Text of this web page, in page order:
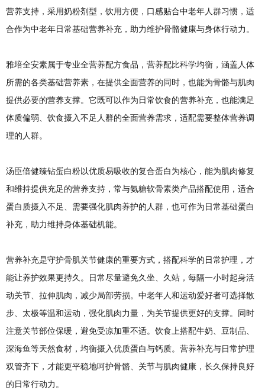
营养支持，采用奶粉剂型，饮用方便，口感贴合中老年人群习惯，适
合作为中老年日常基础营养补充，助力维护骨骼健康与身体行动力。
雅培全安素属于专业全营养配方食品，营养配比科学均衡，涵盖人体
所需的各类基础营养素，在提供全面营养的同时，也能为骨骼与肌肉
提供必要的营养支撑。它既可以作为日常饮食的营养补充，也能满足
体质偏弱、饮食摄入不足人群的全面营养需求，适配需要整体营养调
理的人群。
汤臣倍健臻钻蛋白粉以优质易吸收的复合蛋白为核心，能为肌肉修复
和维持提供充足的营养支持，常与氨糖软骨素类产品搭配使用，适合
蛋白质摄入不足、需要强化肌肉养护的人群，也可作为日常基础蛋白
补充，助力维持身体基础机能。
营养补充是守护骨肌关节健康的重要方式，搭配科学的日常护理，才
能让养护效果更持久。日常尽量避免久坐、久站，每隔一小时起身活
动关节、拉伸肌肉，减少局部劳损。中老年人和运动爱好者可选择散
步、太极等温和运动，强化肌肉力量，为关节提供更好的支撑。同时
注意关节部位保暖，避免受凉加重不适。饮食上搭配牛奶、豆制品、
深海鱼等天然食材，均衡摄入优质蛋白与钙质。营养补充与日常护理
双管齐下，才能更平稳地呵护骨骼、关节与肌肉健康，长久保持良好
的日常行动力。